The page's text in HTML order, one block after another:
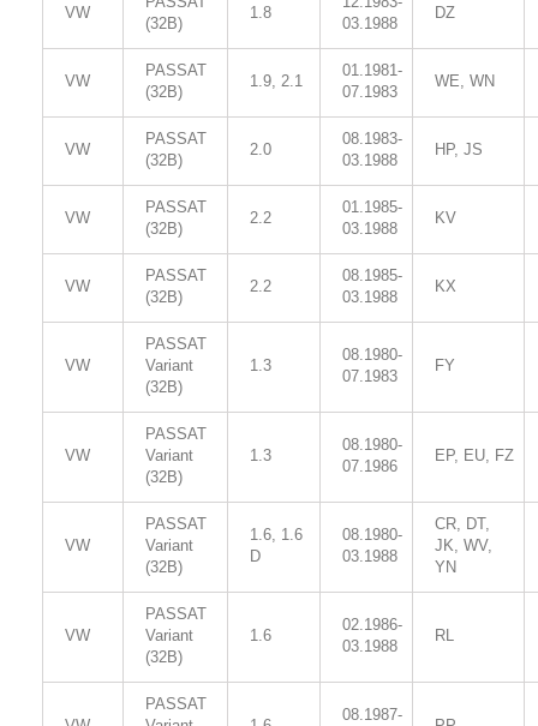
VW
(32B)
1.8
03.1988
DZ
VW
PASSAT
(32B)
1.9, 2.1
01.1981-
07.1983
WE, WN
VW
PASSAT
(32B)
2.0
08.1983-
03.1988
HP, JS
VW
PASSAT
(32B)
2.2
01.1985-
03.1988
KV
VW
PASSAT
(32B)
2.2
08.1985-
03.1988
KX
VW
PASSAT
Variant
(32B)
1.3
08.1980-
07.1983
FY
VW
PASSAT
Variant
(32B)
1.3
08.1980-
07.1986
EP, EU, FZ
VW
PASSAT
Variant
(32B)
1.6, 1.6
D
08.1980-
03.1988
CR, DT,
JK, WV,
YN
VW
PASSAT
Variant
(32B)
1.6
02.1986-
03.1988
RL
PASSAT
08.1987-